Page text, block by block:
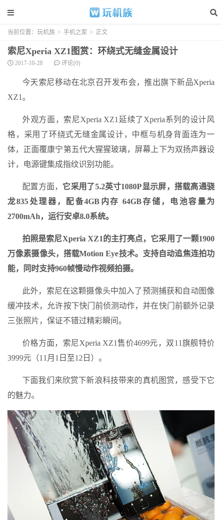
当前位置： 玩机族 > 手机之家 > 正文
索尼Xperia XZ1图赏：环绕式无缝金属设计
2017-10-28 评论(0)
今天索尼移动在北京召开发布会，推出旗下新品Xperia
XZ1。
外观方面，索尼Xperia XZ1延续了Xperia系列的设计风
格，采用了环绕式无缝金属设计，中框与机身背面连为一
体，正面覆康宁第五代大猩猩玻璃，屏幕上下为双扬声器设
计，电源键集成指纹识别功能。
配置方面， 它采用了5.2英寸1080P显示屏，搭载高通骁
龙835处理器，配备4GB内存 64GB存储，电池容量为
2700mAh，运行安卓8.0系统。
拍照是索尼Xperia XZ1的主打亮点，它采用了一颗1900
万像素摄像头，搭载Motion Eye技术。支持自动追焦连拍功
能，同时支持960帧慢动作视频拍摄。
此外，索尼在这颗摄像头中加入了预测捕获和自动图像
缓冲技术，允许按下快门前侦测动作，并在快门前额外记录
三张照片，保证不错过精彩瞬间。
价格方面，索尼Xperia XZ1售价4699元，双11旗舰特价
3999元（11月1日至12日）。
下面我们来欣赏下新浪科技带来的真机图赏，感受下它
的魅力。